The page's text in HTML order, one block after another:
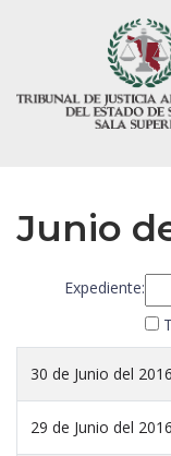
Junio
Expediente:
30 de Junio del 2016
29 de Junio del 2016